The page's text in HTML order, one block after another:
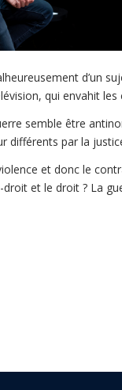
d’un
qui envahit
semble être
différents par la
et donc le
et le droit ? La